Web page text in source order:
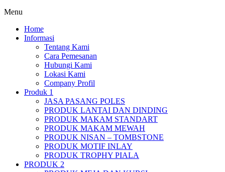
Menu
Home
Informasi
Tentang Kami
Cara Pemesanan
Hubungi Kami
Lokasi Kami
Company Profil
Produk 1
JASA PASANG POLES
PRODUK LANTAI DAN DINDING
PRODUK MAKAM STANDART
PRODUK MAKAM MEWAH
PRODUK NISAN – TOMBSTONE
PRODUK MOTIF INLAY
PRODUK TROPHY PIALA
PRODUK 2